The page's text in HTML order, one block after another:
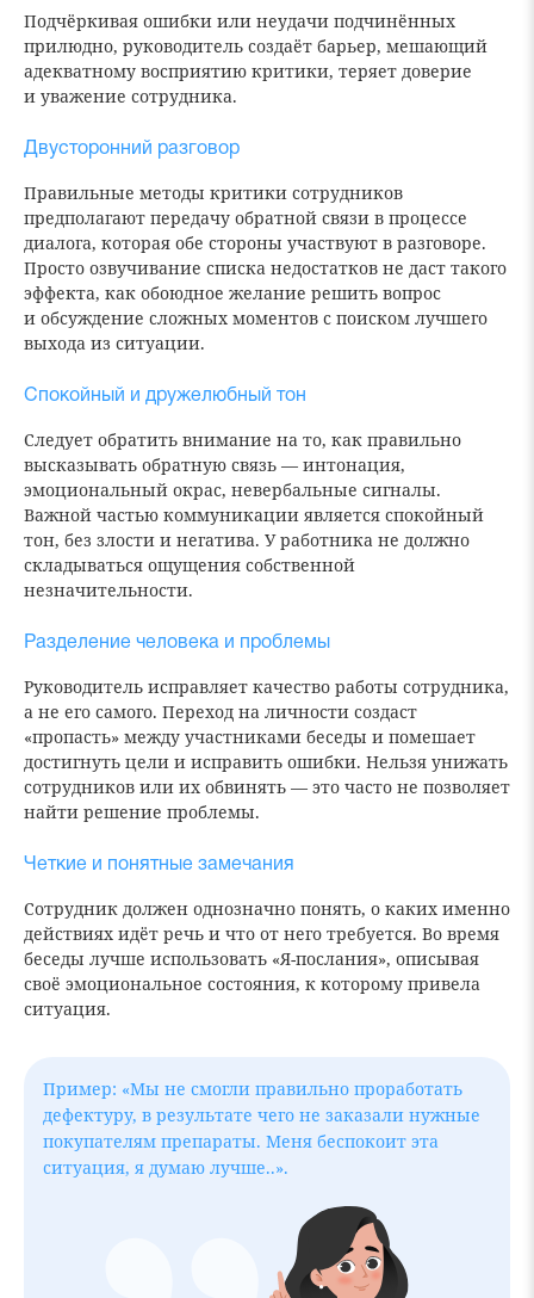
Подчёркивая ошибки или неудачи подчинённых
прилюдно, руководитель создаёт барьер, мешающий
адекватному восприятию критики, теряет доверие
и уважение сотрудника.
Двусторонний разговор
Правильные методы критики сотрудников
предполагают передачу обратной связи в процессе
диалога, которая обе стороны участвуют в разговоре.
Просто озвучивание списка недостатков не даст такого
эффекта, как обоюдное желание решить вопрос
и обсуждение сложных моментов с поиском лучшего
выхода из ситуации.
Спокойный и дружелюбный тон
Следует обратить внимание на то, как правильно
высказывать обратную связь — интонация,
эмоциональный окрас, невербальные сигналы.
Важной частью коммуникации является спокойный
тон, без злости и негатива. У работника не должно
складываться ощущения собственной
незначительности.
Разделение человека и проблемы
Руководитель исправляет качество работы сотрудника,
а не его самого. Переход на личности создаст
«пропасть» между участниками беседы и помешает
достигнуть цели и исправить ошибки. Нельзя унижать
сотрудников или их обвинять — это часто не позволяет
найти решение проблемы.
Четкие и понятные замечания
Сотрудник должен однозначно понять, о каких именно
действиях идёт речь и что от него требуется. Во время
беседы лучше использовать «Я-послания», описывая
своё эмоциональное состояния, к которому привела
ситуация.
Пример: «Мы не смогли правильно проработать
дефектуру, в результате чего не заказали нужные
покупателям препараты. Меня беспокоит эта
ситуация, я думаю лучше..».